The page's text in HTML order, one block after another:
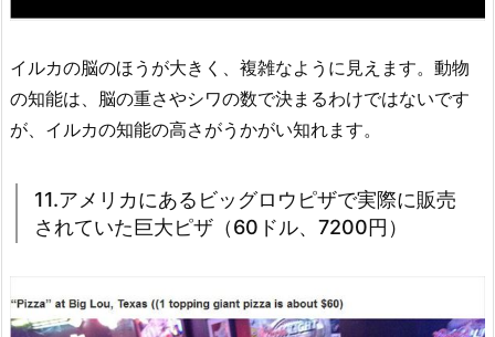
イルカの脳のほうが大きく、複雑なように見えます。動物
の知能は、脳の重さやシワの数で決まるわけではないです
が、イルカの知能の高さがうかがい知れます。
11.アメリカにあるビッグロウピザで実際に販売
されていた巨大ピザ（60ドル、7200円）